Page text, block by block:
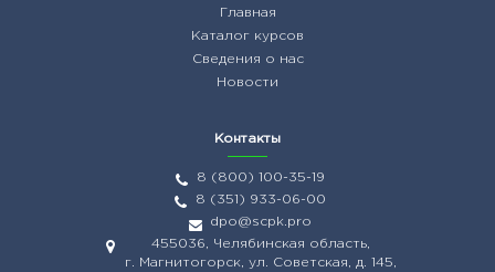
Главная
Каталог курсов
Сведения о нас
Новости
Контакты
8 (800) 100-35-19
8 (351) 933-06-00
dpo@scpk.pro
455036, Челябинская область,
г. Магнитогорск, ул. Советская, д. 145,